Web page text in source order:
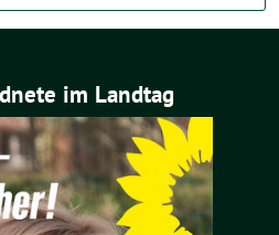
im Landtag